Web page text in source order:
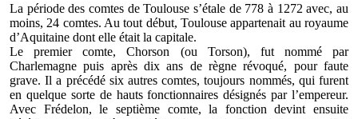
La période des comtes de Toulouse s’étale de 778 à 1272 avec, au
moins, 24 comtes. Au tout début, Toulouse appartenait au royaume
d’Aquitaine dont elle était la capitale.
Le premier comte, Chorson (ou Torson), fut nommé par
Charlemagne puis après dix ans de règne révoqué, pour faute
grave. Il a précédé six autres comtes, toujours nommés, qui furent
en quelque sorte de hauts fonctionnaires désignés par l’empereur.
Avec Frédelon, le septième comte, la fonction devint ensuite